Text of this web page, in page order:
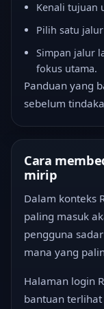
Kenali tujuan
Pilih satu
Simpan jalur
fokus utama.
Panduan yang
sebelum
Cara
mirip
Dalam konteks
paling masuk
pengguna
mana yang
Halaman login
bantuan